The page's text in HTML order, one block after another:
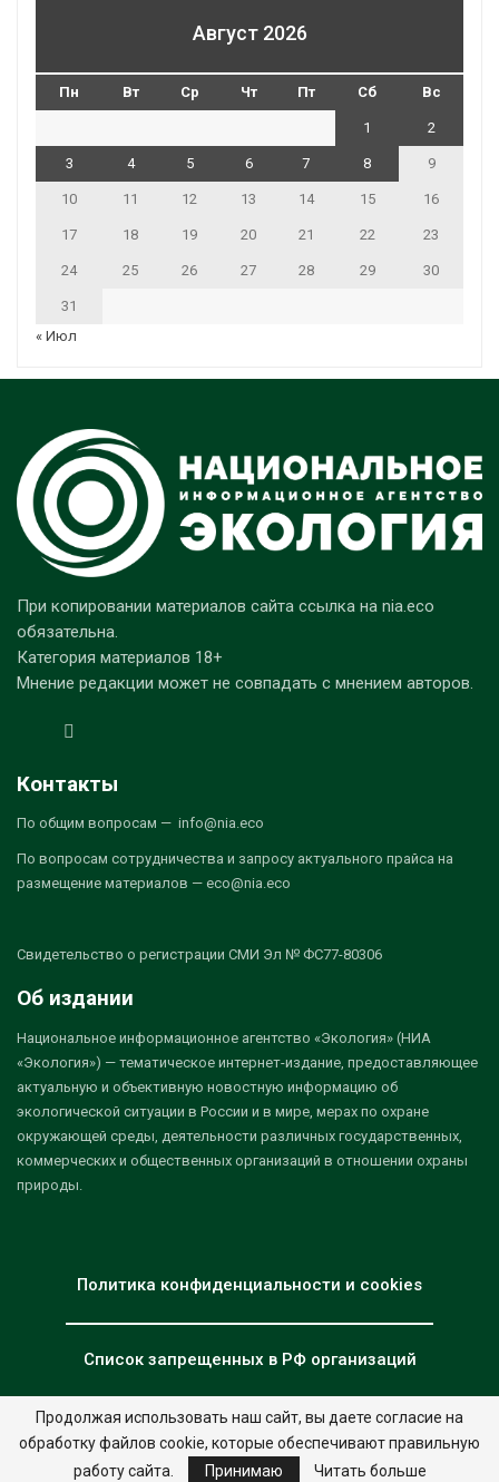
Август 2026
Пн Вт Ср Чт Пт Сб Вс
1 2
3 4 5 6 7 8 9
10 11 12 13 14 15 16
17 18 19 20 21 22 23
24 25 26 27 28 29 30
31
« Июл
При копировании материалов сайта ссылка на nia.eco
обязательна.
Категория материалов 18+
Мнение редакции может не совпадать с мнением авторов.
Контакты
По общим вопросам — info@nia.eco
По вопросам сотрудничества и запросу актуального прайса на
размещение материалов — eco@nia.eco
Свидетельство о регистрации СМИ Эл № ФС77-80306
Об издании
Национальное информационное агентство «Экология» (НИА
«Экология») — тематическое интернет-издание, предоставляющее
актуальную и объективную новостную информацию об
экологической ситуации в России и в мире, мерах по охране
окружающей среды, деятельности различных государственных,
коммерческих и общественных организаций в отношении охраны
природы.
Политика конфиденциальности и cookies
Список запрещенных в РФ организаций
© 2026 - НИА "Экология". Все права защищены. Дизайн:nia.eco
Продолжая использовать наш сайт, вы даете согласие на
обработку файлов cookie, которые обеспечивают правильную
работу сайта.
Принимаю Читать больше